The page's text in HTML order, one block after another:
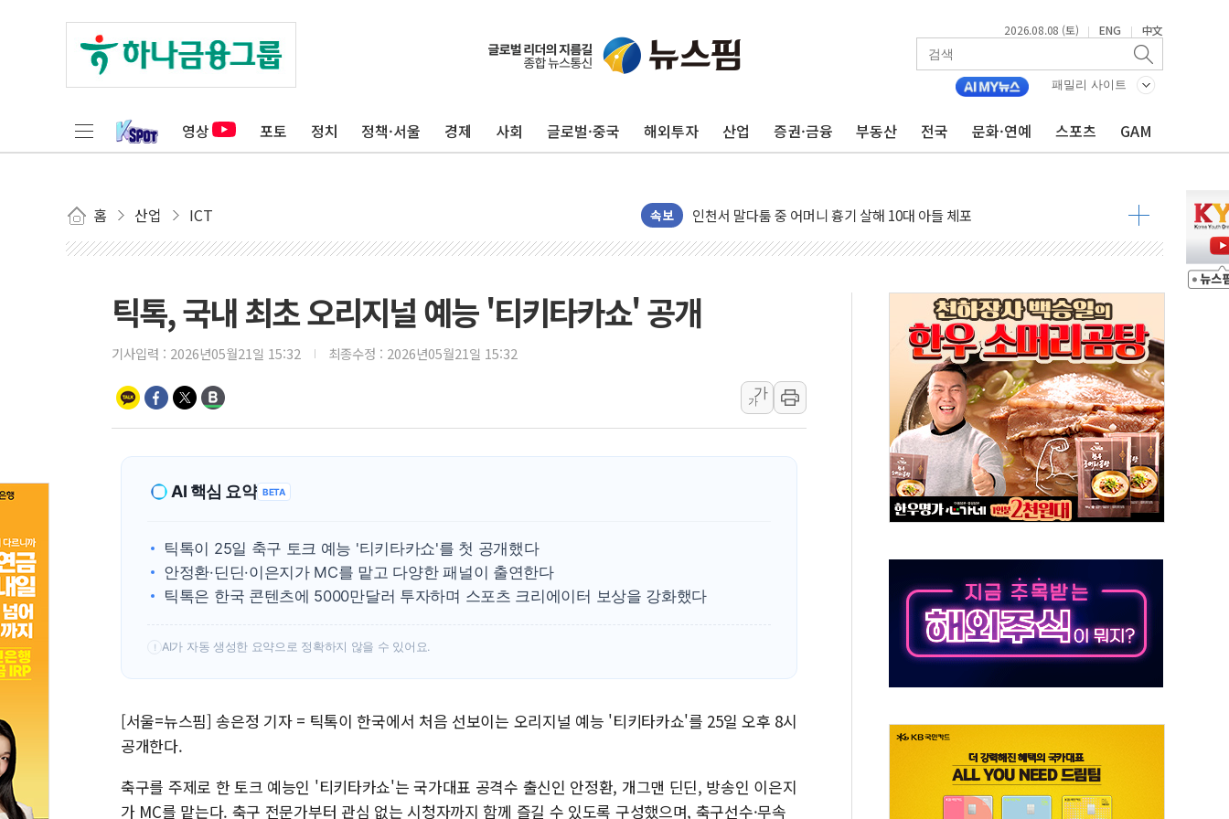
2026.08.08 (토) | ENG | 中文
패밀리 사이트
영상 포토 정치 정책·서울 경제 사회 글로벌·중국 해외투자 산업 증권·금융 부동산 전국 문화·연예 스포츠 GAM
홈 산업 ICT 속보
이번주 국내 주요 금융일정(8.10~8.14)
美, 이란전 출구전략 만지작…공습 한계·탄약 부족 현실화
폐기물 수거하다 참변…60대 환경미화원 수거차에 치여 사망
서울 중랑구 주택가서 흉기 난동…60대 남성 2명 숨져
李대통령 "결혼 때문에 손해 보는 일 없게"…'결혼 페널티' 22개 과제 손본다
여수 오동도 인근 해상서 모터보트 전복…1명 사망·1명 실종
추미애, '위안부' 피해자 기림의 날 참석..."국제적 시민 연대로 목소리 내야"
인천 선재도 갯벌서 해루질 중 실종 60대 나흘만에 숨진 채 발견
인천서 말다툼 중 어머니 흉기 살해 10대 아들 체포
'화합' 꺼낸 김민석에 '뻔뻔' 받아친 정청래…제주 연설서 신경전 고조
李대통령, ISA 개편 재검토 지시…與 "적극 환영"·野 "졸속 국정"
中 전방위 아파트 부양, 수도 베이징도 부동산 규제 철폐
인제 용대리 계곡서 수위 상승으로 피서객 7명 고립…전원 구조
동해시, 11~14일 '별똥별 멍' 운영…페르세우스 유성우 관측
강원 중·남부 동해안 시간당 50mm 이상 폭우…호우경보 발효
폭염에 車 운전면허 기능시험 오전 집중 편성…체감온도 38도 넘으면 중단
틱톡, 국내 최초 오리지널 예능 '티키타카쇼' 공개
기사입력 : 2026년05월21일 15:32 최종수정 : 2026년05월21일 15:32
가
가
AI 핵심 요약 BETA
틱톡이 25일 축구 토크 예능 '티키타카쇼'를 첫 공개했다
안정환·딘딘·이은지가 MC를 맡고 다양한 패널이 출연한다
틱톡은 한국 콘텐츠에 5000만달러 투자하며 스포츠 크리에이터 보상을 강화했다
! AI가 자동 생성한 요약으로 정확하지 않을 수 있어요.
[서울=뉴스핌] 송은정 기자 = 틱톡이 한국에서 처음 선보이는 오리지널 예능 '티키타카쇼'를 25일 오후 8시
공개한다.
축구를 주제로 한 토크 예능인 '티키타카쇼'는 국가대표 공격수 출신인 안정환, 개그맨 딘딘, 방송인 이은지
가 MC를 맡는다. 축구 전문가부터 관심 없는 시청자까지 함께 즐길 수 있도록 구성했으며, 축구선수·무속